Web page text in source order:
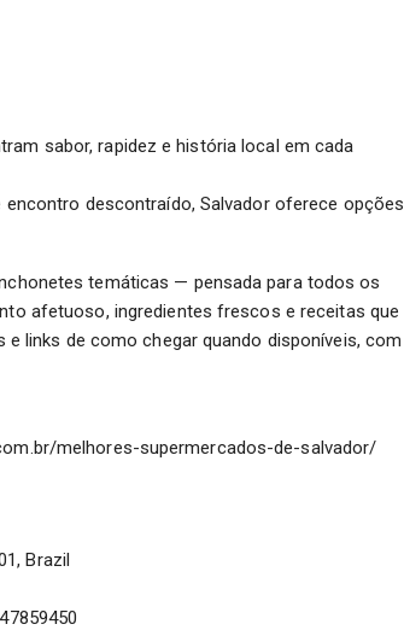
sabor, rapidez e história local em cada
descontraído, Salvador oferece opções
temáticas — pensada para todos os
afetuoso, ingredientes frescos e receitas que
links de como chegar quando disponíveis, com
melhores-supermercados-de-salvador/
Brazil